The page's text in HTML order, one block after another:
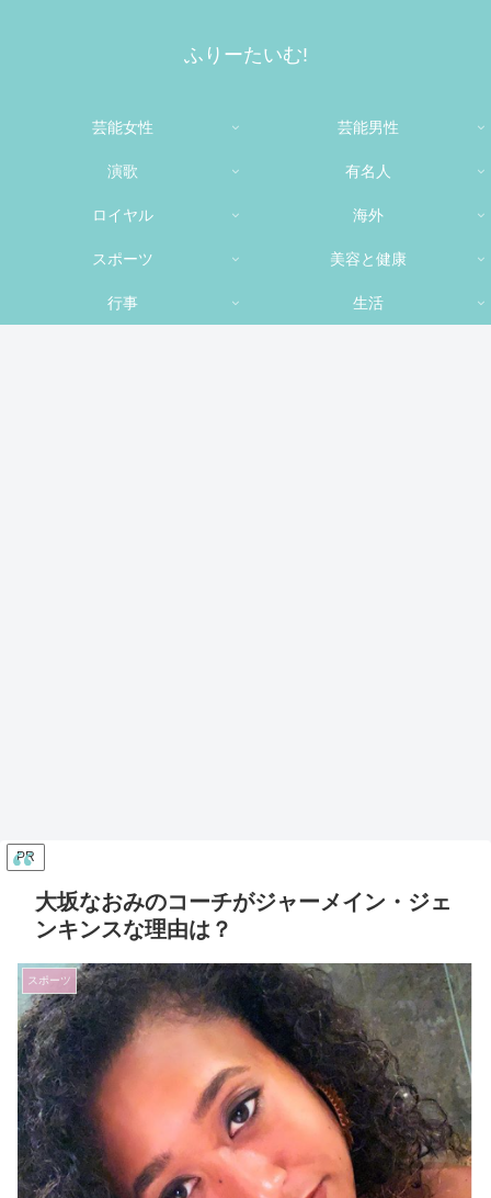
ふりーたいむ!
芸能女性 芸能男性
演歌 有名人
ロイヤル 海外
スポーツ 美容と健康
行事 生活
PR
大坂なおみのコーチがジャーメイン・ジェ
ンキンスな理由は？
スポーツ